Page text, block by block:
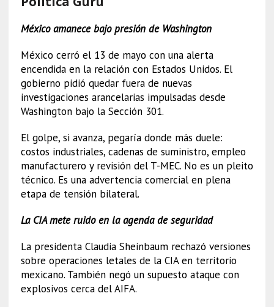
México amanece bajo presión de Washington
México cerró el 13 de mayo con una alerta
encendida en la relación con Estados Unidos. El
gobierno pidió quedar fuera de nuevas
investigaciones arancelarias impulsadas desde
Washington bajo la Sección 301.
El golpe, si avanza, pegaría donde más duele:
costos industriales, cadenas de suministro, empleo
manufacturero y revisión del T-MEC. No es un pleito
técnico. Es una advertencia comercial en plena
etapa de tensión bilateral.
La CIA mete ruido en la agenda de seguridad
La presidenta Claudia Sheinbaum rechazó versiones
sobre operaciones letales de la CIA en territorio
mexicano. También negó un supuesto ataque con
explosivos cerca del AIFA.